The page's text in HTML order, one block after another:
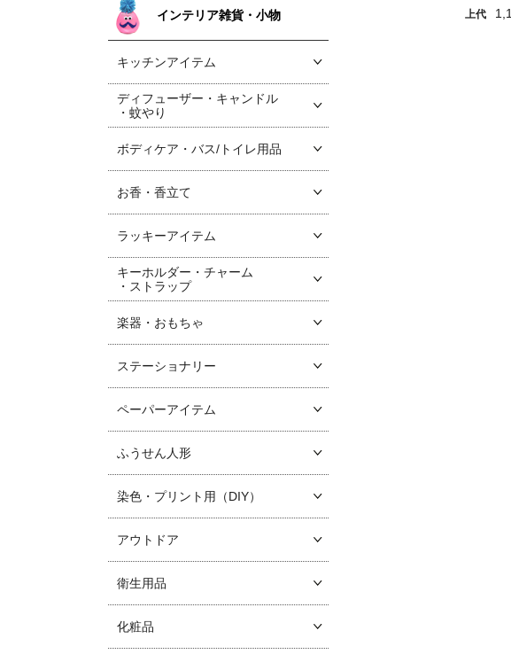
上代
インテリア雑貨・小物
キッチンアイテム
ディフューザー・キャンドル
・蚊やり
ボディケア・バス/トイレ用品
お香・香立て
ラッキーアイテム
キーホルダー・チャーム
・ストラップ
楽器・おもちゃ
ステーショナリー
ペーパーアイテム
ふうせん人形
染色・プリント用（DIY）
アウトドア
衛生用品
化粧品